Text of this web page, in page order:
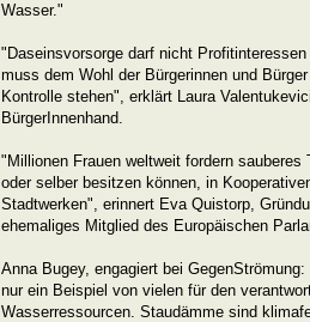
Wasser."
"Daseinsvorsorge darf nicht
muss dem Wohl der Bürgerinnen und
Kontrolle stehen", erklärt Laura
BürgerInnenhand.
"Millionen Frauen weltweit fordern
oder selber besitzen können, in
Stadtwerken", erinnert Eva Quistorp,
ehemaliges Mitglied des Europäischen
Anna Bugey, engagiert bei
nur ein Beispiel von vielen für den
Wasserressourcen. Staudämme sind